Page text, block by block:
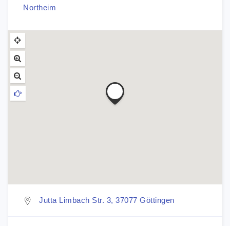
Northeim
Jutta Limbach Str. 3, 37077 Göttingen